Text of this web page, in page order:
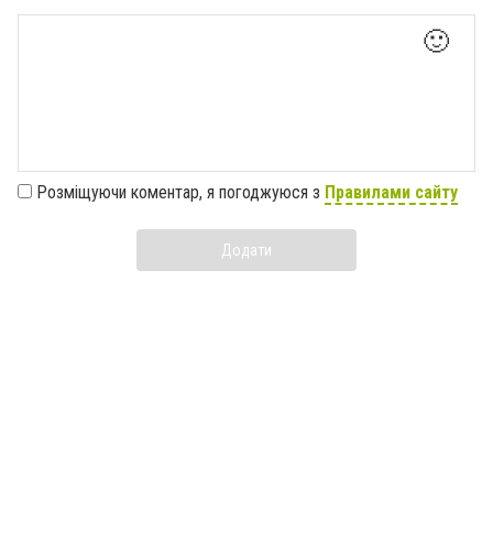
🙂
Розміщуючи коментар, я погоджуюся з Правилами сайту
Додати